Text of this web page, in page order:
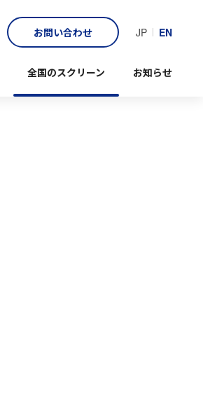
お問い合わせ JP EN
全国のスクリーン お知らせ